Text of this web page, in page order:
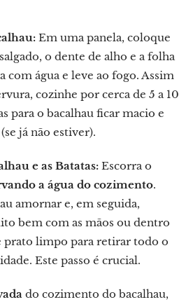
Em uma panela, coloque
o dente de alho e a folha
com água e leve ao fogo. Assim
cozinhe por cerca de 5 a 10
para o bacalhau ficar macio e
já não estiver).
e as Batatas: Escorra o
a água do cozimento.
amornar e, em seguida,
bem com as mãos ou dentro
prato limpo para retirar todo o
Este passo é crucial.
do cozimento do bacalhau,